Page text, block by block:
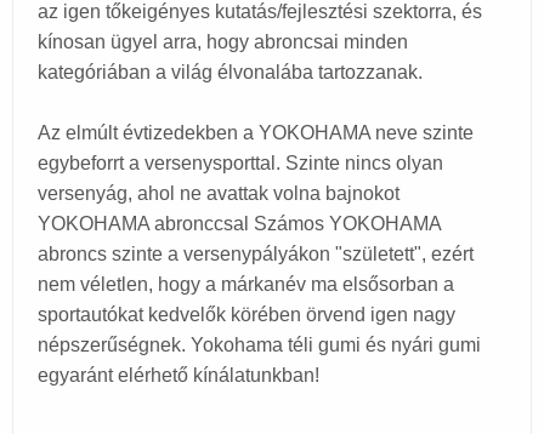
az igen tőkeigényes kutatás/fejlesztési szektorra, és
kínosan ügyel arra, hogy abroncsai minden
kategóriában a világ élvonalába tartozzanak.
Az elmúlt évtizedekben a YOKOHAMA neve szinte
egybeforrt a versenysporttal. Szinte nincs olyan
versenyág, ahol ne avattak volna bajnokot
YOKOHAMA abronccsal Számos YOKOHAMA
abroncs szinte a versenypályákon "született", ezért
nem véletlen, hogy a márkanév ma elsősorban a
sportautókat kedvelők körében örvend igen nagy
népszerűségnek. Yokohama téli gumi és nyári gumi
egyaránt elérhető kínálatunkban!